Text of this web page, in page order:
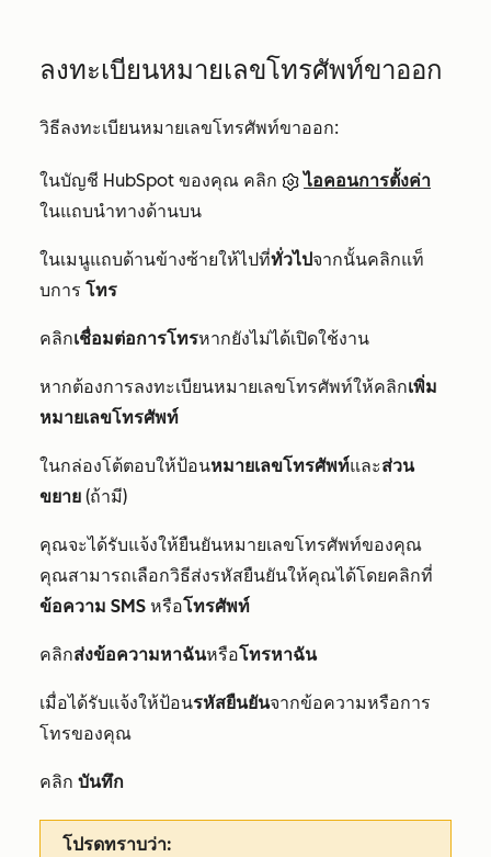
ลงทะเบียนหมายเลขโทรศัพท์ขาออก
วิธีลงทะเบียนหมายเลขโทรศัพท์ขาออก:
ในบัญชี HubSpot ของคุณ คลิก
ไอคอนการตั้งค่า
ในแถบนำทางด้านบน
ในเมนูแถบด้านข้างซ้ายให้ไปที่ทั่วไปจากนั้นคลิกแท็
บการ โทร
คลิกเชื่อมต่อการโทรหากยังไม่ได้เปิดใช้งาน
หากต้องการลงทะเบียนหมายเลขโทรศัพท์ให้คลิกเพิ่ม
หมายเลขโทรศัพท์
ในกล่องโต้ตอบให้ป้อนหมายเลขโทรศัพท์และส่วน
ขยาย (ถ้ามี)
คุณจะได้รับแจ้งให้ยืนยันหมายเลขโทรศัพท์ของคุณ
คุณสามารถเลือกวิธีส่งรหัสยืนยันให้คุณได้โดยคลิกที่
ข้อความ SMS หรือโทรศัพท์
คลิกส่งข้อความหาฉันหรือโทรหาฉัน
เมื่อได้รับแจ้งให้ป้อนรหัสยืนยันจากข้อความหรือการ
โทรของคุณ
คลิก บันทึก
โปรดทราบว่า: